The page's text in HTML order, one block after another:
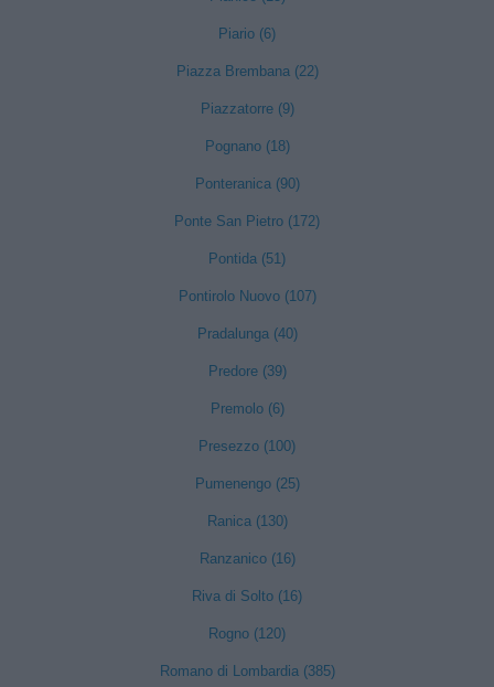
Piario (6)
Piazza Brembana (22)
Piazzatorre (9)
Pognano (18)
Ponteranica (90)
Ponte San Pietro (172)
Pontida (51)
Pontirolo Nuovo (107)
Pradalunga (40)
Predore (39)
Premolo (6)
Presezzo (100)
Pumenengo (25)
Ranica (130)
Ranzanico (16)
Riva di Solto (16)
Rogno (120)
Romano di Lombardia (385)